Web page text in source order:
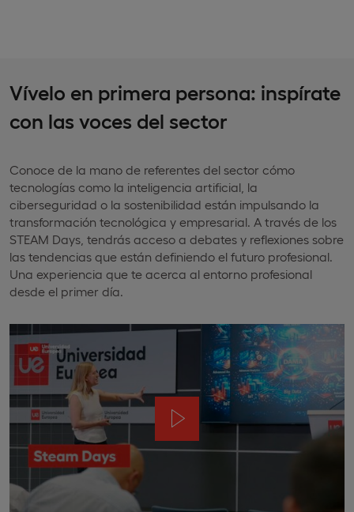
Vívelo en primera persona: inspírate
con las voces del sector
Conoce de la mano de referentes del sector cómo
tecnologías como la inteligencia artificial, la
ciberseguridad o la sostenibilidad están impulsando la
transformación tecnológica y empresarial. A través de los
STEAM Days, tendrás acceso a debates y reflexiones sobre
las tendencias que están definiendo el futuro profesional.
Una experiencia que te acerca al entorno profesional
desde el primer día.